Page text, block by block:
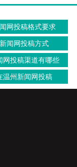
网投稿格式要求
闻网投稿方式
网投稿渠道有哪些
温州新闻网投稿